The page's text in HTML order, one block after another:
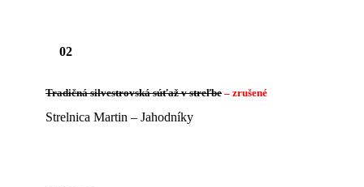
02
Tradičná silvestrovská súťaž v streľbe – zrušené
Strelnica Martin – Jahodníky